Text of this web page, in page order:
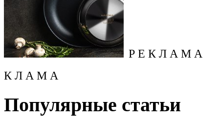
Р Е К Л А М А
К Л А М А
Популярные статьи